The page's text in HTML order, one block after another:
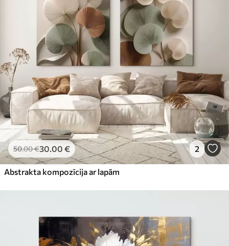
50.00€30.00 € 2
Abstrakta kompozīcija ar lapām